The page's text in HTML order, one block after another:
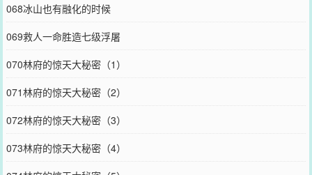
068冰山也有融化的时候
069救人一命胜造七级浮屠
070林府的惊天大秘密（1）
071林府的惊天大秘密（2）
072林府的惊天大秘密（3）
073林府的惊天大秘密（4）